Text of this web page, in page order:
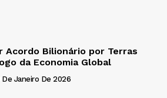
Acordo Bilionário por Terras
da Economia Global
De Janeiro De 2026